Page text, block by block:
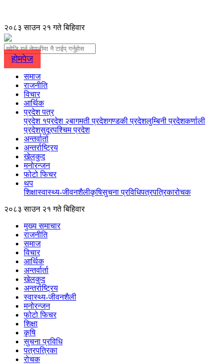
२०८३ साउन २१ गते बिहिवार
होमपेज
समाज
राजनीति
विचार
आर्थिक
प्रदेश पत्र
प्रदेश १प्रदेश २बागमती प्रदेशगण्डकी प्रदेशलुम्बिनी प्रदेशकर्णाली
प्रदेशसुदूरपश्चिम प्रदेश
अन्तर्वार्ता
अन्तर्राष्ट्रिय
खेलकुद
मनोरन्जन
फोटो फिचर
थप
शिक्षास्वास्थ्य-जीवनशैलीकृषिसुचना प्रविधिपत्रपत्रिकारोचक
२०८३ साउन २१ गते बिहिवार
मुख्य समाचार
राजनीति
समाज
विचार
आर्थिक
अन्तर्वार्ता
खेलकुद
अन्तर्राष्ट्रिय
स्वास्थ्य-जीवनशैली
मनोरन्जन
फोटो फिचर
शिक्षा
कृषि
सुचना प्रविधि
पत्रपत्रिका
रोचक